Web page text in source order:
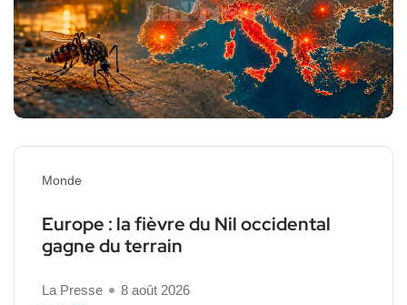
Monde
Europe : la fièvre du Nil occidental
gagne du terrain
La Presse
8 août 2026